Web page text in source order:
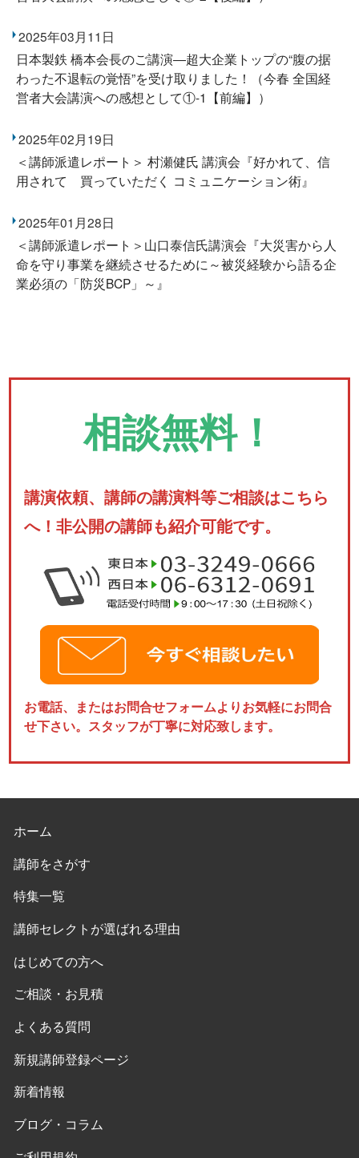
2025年03月11日
日本製鉄 橋本会長のご講演―超大企業トップの“腹の据
わった不退転の覚悟”を受け取りました！（今春 全国経
営者大会講演への感想として①-1【前編】）
2025年02月19日
＜講師派遣レポート＞ 村瀬健氏 講演会『好かれて、信
用されて 買っていただく コミュニケーション術』
2025年01月28日
＜講師派遣レポート＞山口泰信氏講演会『大災害から人
命を守り事業を継続させるために～被災経験から語る企
業必須の「防災BCP」～』
相談無料！
講演依頼、講師の講演料等ご相談はこちら
へ！非公開の講師も紹介可能です。
お電話、またはお問合せフォームよりお気軽にお問合
せ下さい。スタッフが丁寧に対応致します。
ホーム
講師をさがす
特集一覧
講師セレクトが選ばれる理由
はじめての方へ
ご相談・お見積
よくある質問
新規講師登録ページ
新着情報
ブログ・コラム